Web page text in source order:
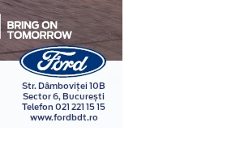
formulează întrebări
investigată și analizează
cu reacțiile fiziologice
rezultatelor este realizată în
specifice, de către
acest domeniu.